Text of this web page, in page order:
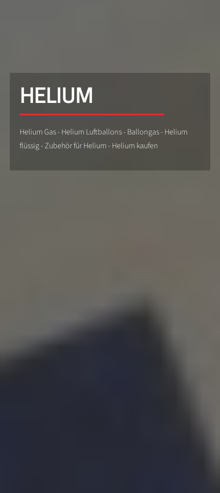
HELIUM
Helium Gas - Helium Luftballons - Ballongas - Helium
flüssig - Zubehör für Helium - Helium kaufen